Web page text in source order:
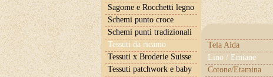
Sagome e Rocchetti legno
Schemi punto croce
Schemi punti tradizionali
Tessuti da ricamo
Tela Aida
Lino / Emiane
Cotone/Etamina
Tessuti x Broderie Suisse
Tessuti patchwork e baby